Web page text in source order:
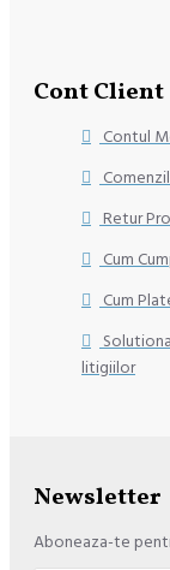
Cont Client
Contul
Retur
Cum
Cum
litigiilor
Newsletter
Aboneaza-te